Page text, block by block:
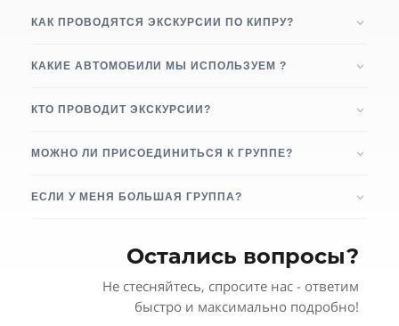
КАК ПРОВОДЯТСЯ ЭКСКУРСИИ ПО КИПРУ?
КАКИЕ АВТОМОБИЛИ МЫ ИСПОЛЬЗУЕМ ?
КТО ПРОВОДИТ ЭКСКУРСИИ?
МОЖНО ЛИ ПРИСОЕДИНИТЬСЯ К ГРУППЕ?
ЕСЛИ У МЕНЯ БОЛЬШАЯ ГРУППА?
Остались вопросы?
Не стесняйтесь, спросите нас - ответим
быстро и максимально подробно!